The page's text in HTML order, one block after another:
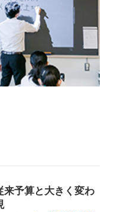
来予算と大きく変わ